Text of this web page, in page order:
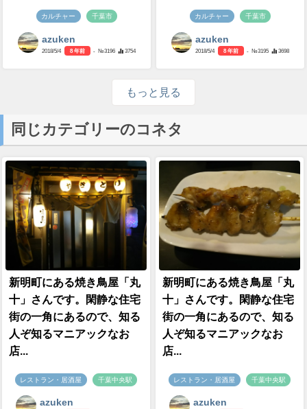
カルチャー 千葉市
azuken
2018/5/4 8 年前 - №3196 3754
カルチャー 千葉市
azuken
2018/5/4 8 年前 - №3195 3698
もっと見る
同じカテゴリーのコネタ
新明町にある焼き鳥屋「丸
十」さんです。閑静な住宅
街の一角にあるので、知る
人ぞ知るマニアックなお
店...
レストラン・居酒屋 千葉中央駅
azuken
新明町にある焼き鳥屋「丸
十」さんです。閑静な住宅
街の一角にあるので、知る
人ぞ知るマニアックなお
店...
レストラン・居酒屋 千葉中央駅
azuken